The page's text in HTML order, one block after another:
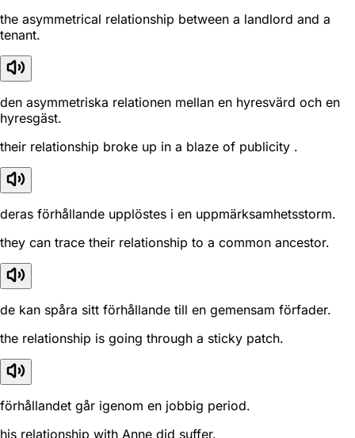
the asymmetrical relationship between a landlord and a
tenant.
den asymmetriska relationen mellan en hyresvärd och en
hyresgäst.
their relationship broke up in a blaze of publicity .
deras förhållande upplöstes i en uppmärksamhetsstorm.
they can trace their relationship to a common ancestor.
de kan spåra sitt förhållande till en gemensam förfader.
the relationship is going through a sticky patch.
förhållandet går igenom en jobbig period.
his relationship with Anne did suffer.